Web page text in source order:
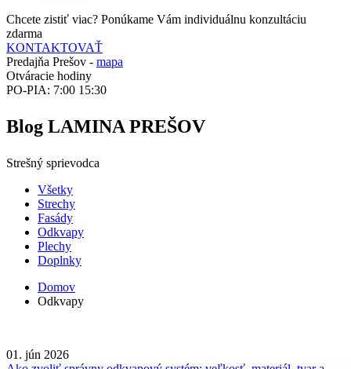
Chcete zistiť viac? Ponúkame Vám individuálnu konzultáciu
zdarma
KONTAKTOVAŤ
Predajňa Prešov - mapa
Otváracie hodiny
PO-PIA: 7:00 15:30
Blog LAMINA PREŠOV
Strešný sprievodca
Všetky
Strechy
Fasády
Odkvapy
Plechy
Doplnky
Domov
Odkvapy
01. jún 2026